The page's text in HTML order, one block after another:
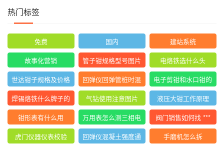
热门标签
免费 国内
建站系统
故事化营销
管子钳规格型号图片
尺寸
电烙铁选什么头
世达钳子规格及价格
大全
回弹仪回弹管桩时混
凝土碎
电子剪钳和水口钳的
区别
焊锡烙铁什么牌子的
好用
气钻使用注意图片
液压大钳工作原理
钳形表有什么用
万用表怎么测三相电
压平衡
阀门销售如何找 ***
虎门仪器仪表校验
回弹仪混凝土强度通
手磨机怎么拆